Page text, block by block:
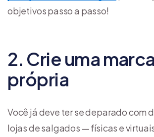
objetivos passo a passo!
2. Crie uma marca
própria
Você já deve ter se deparado com
lojas de salgados — físicas e